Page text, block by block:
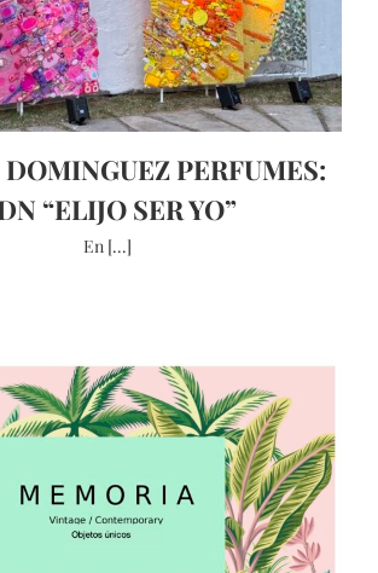
PERFUMES:
“ELIJO SER YO”
En [...]